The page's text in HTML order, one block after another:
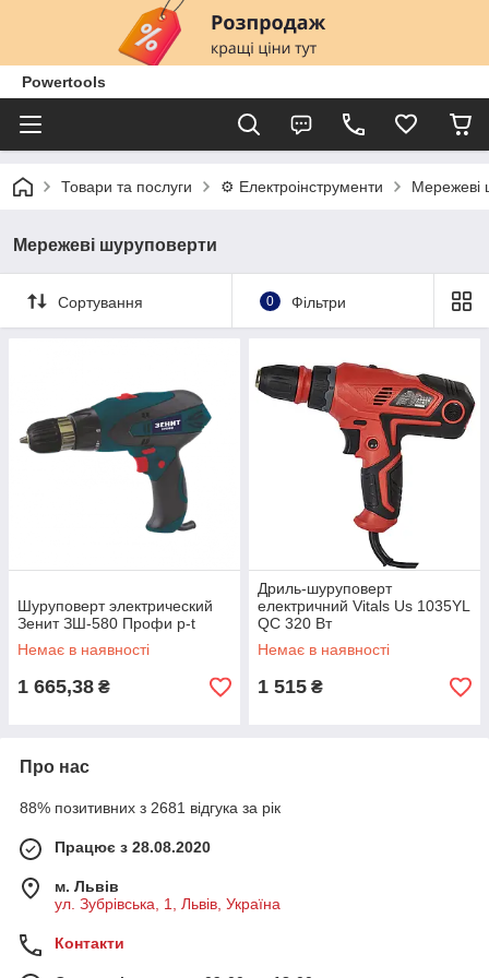
Powertools
Товари та послуги ⚙️ Електроінструменти Мережеві
Мережеві шуруповерти
Сортування 0 Фільтри
Шуруповерт электрический
Зенит ЗШ-580 Профи p-t
Немає в наявності
1 665,38 ₴
Дриль-шуруповерт
електричний Vitals Us 1035YL
QC 320 Вт
Немає в наявності
1 515 ₴
Про нас
88% позитивних з 2681 відгука за рік
Працює з 28.08.2020
м. Львів
ул. Зубрівська, 1, Львів, Україна
Контакти